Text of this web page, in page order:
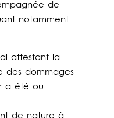
de
notamment
attestant la
des dommages
a été ou